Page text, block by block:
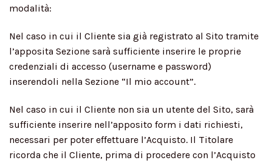
modalità:
Nel caso in cui il Cliente sia già registrato al Sito tramite
l’apposita Sezione sarà sufficiente inserire le proprie
credenziali di accesso (username e password)
inserendoli nella Sezione “Il mio account”.
Nel caso in cui il Cliente non sia un utente del Sito, sarà
sufficiente inserire nell’apposito form i dati richiesti,
necessari per poter effettuare l’Acquisto. Il Titolare
ricorda che il Cliente, prima di procedere con l’Acquisto